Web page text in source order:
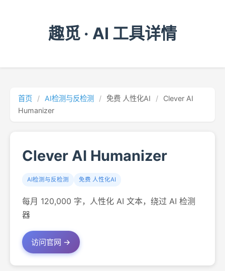
趣觅 · AI 工具详情
首页 / AI检测与反检测 / 免费 人性化AI /
Clever AI
Humanizer
Clever AI Humanizer
AI检测与反检测 免费 人性化AI
每月 120,000 字，人性化 AI 文本，绕过 AI 检测
器
访问官网 →